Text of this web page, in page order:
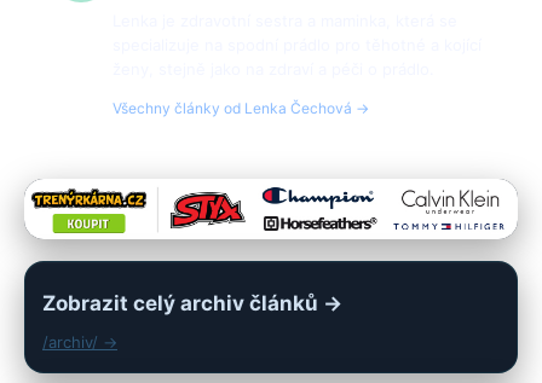
Všechny články od Lenka Čechová →
Zobrazit celý archiv článků →
/archiv/ →